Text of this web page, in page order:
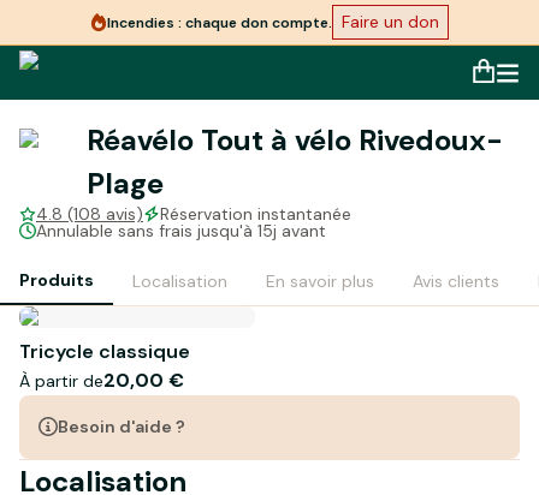
Incendies : chaque don compte. Faire un don
Réavélo Tout à vélo Rivedoux-
Plage
4.8 (108 avis) Réservation instantanée
Annulable sans frais jusqu'à 15j avant
Produits Localisation En savoir plus Avis clients
Tricycle classique
À partir de20,00 €
Besoin d'aide ?
Localisation